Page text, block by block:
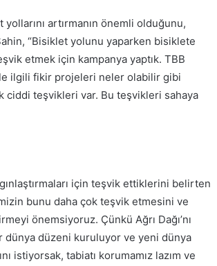
artırmanın önemli olduğunu,
“Bisiklet yolunu yaparken bisiklete
etmek için kampanya yaptık. TBB
ilgili fikir projeleri neler olabilir gibi
ciddi teşvikleri var. Bu teşvikleri sahaya
için teşvik ettiklerini belirten
bunu daha çok teşvik etmesini ve
önemsiyoruz. Çünkü Ağrı Dağı’nı
dünya düzeni kuruluyor ve yeni dünya
istiyorsak, tabiatı korumamız lazım ve